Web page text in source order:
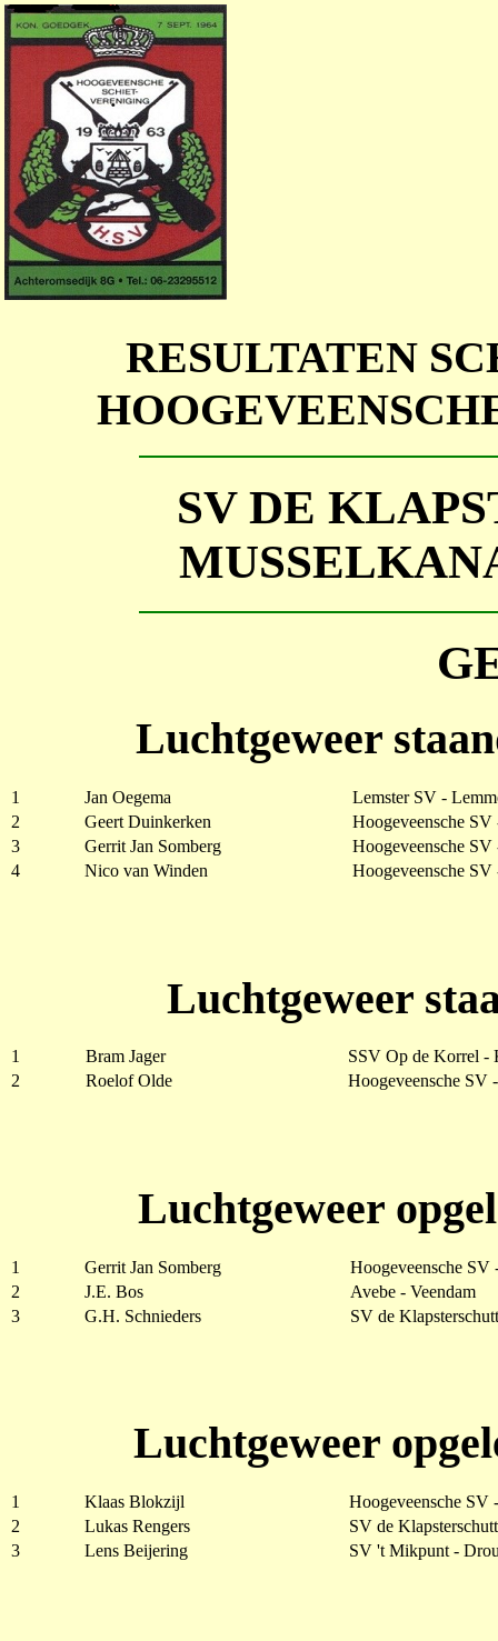
RESULTATEN
SV DE
Luchtgeweer
1 Jan Oegema
Lemster SV -
2
Geert Duinkerken
Hoogeveensche SV
3
Gerrit Jan Somberg
Hoogeveensche SV
4
Nico van Winden Hoogeveensche SV
Luchtgeweer
1 Bram Jager
SSV Op de Korrel -
2
Roelof Olde Hoogeveensche SV
Luchtgeweer
1 Gerrit Jan Somberg
Hoogeveensche SV
2
J.E. Bos
Avebe - Veendam
3
G.H. Schnieders SV de
Luchtgeweer
1 Klaas Blokzijl
Hoogeveensche SV
2
Lukas Rengers
SV de
3
Lens Beijering SV 't Mikpunt -